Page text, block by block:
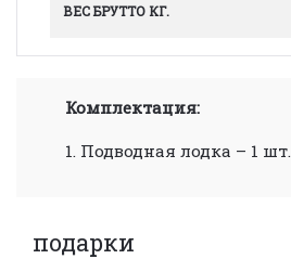
ВЕС БРУТТО КГ.
Комплектация:
1. Подводная лодка – 1 шт.
подарки